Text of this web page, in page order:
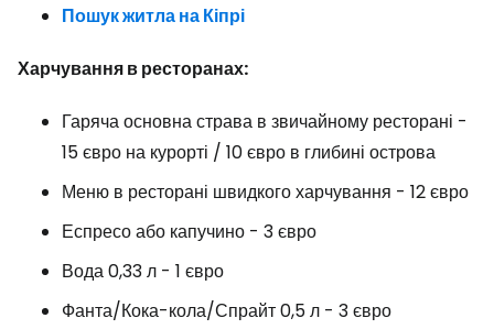
Пошук житла на Кіпрі
Харчування в ресторанах:
Гаряча основна страва в звичайному ресторані -
15 євро на курорті / 10 євро в глибині острова
Меню в ресторані швидкого харчування - 12 євро
Еспресо або капучино - 3 євро
Вода 0,33 л - 1 євро
Фанта/Кока-кола/Спрайт 0,5 л - 3 євро